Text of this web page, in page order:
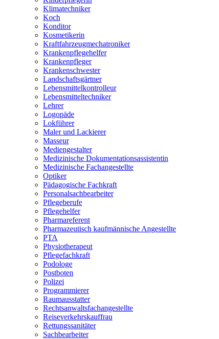
Klimatechniker
Koch
Konditor
Kosmetikerin
Kraftfahrzeugmechatroniker
Krankenpflegehelfer
Krankenpfleger
Krankenschwester
Landschaftsgärtner
Lebensmittelkontrolleur
Lebensmitteltechniker
Lehrer
Logopäde
Lokführer
Maler und Lackierer
Masseur
Mediengestalter
Medizinische Dokumentationsassistentin
Medizinische Fachangestellte
Optiker
Pädagogische Fachkraft
Personalsachbearbeiter
Pflegeberufe
Pflegehelfer
Pharmareferent
Pharmazeutisch kaufmännische Angestellte
PTA
Physiotherapeut
Pflegefachkraft
Podologe
Postboten
Polizei
Programmierer
Raumausstatter
Rechtsanwaltsfachangestellte
Reiseverkehrskauffrau
Rettungssanitäter
Sachbearbeiter